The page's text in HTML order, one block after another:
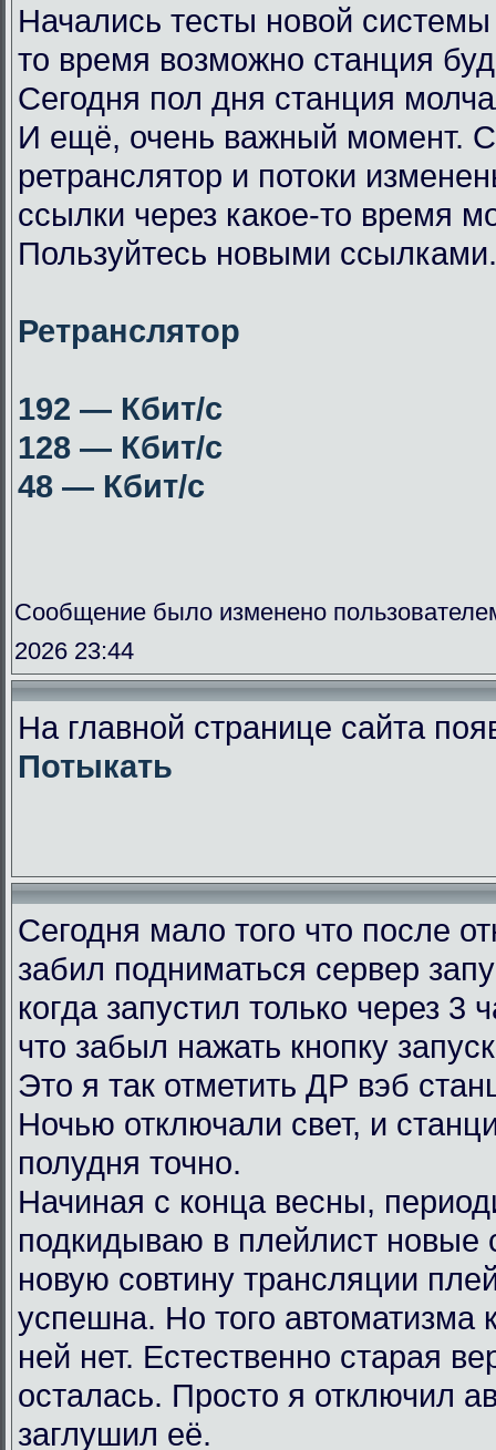
Начались тесты новой
то время возможно станция
Сегодня пол дня станция
И ещё, очень важный момент.
ретранслятор и потоки
ссылки через какое-то время
Пользуйтесь новыми ссылками.
Ретранслятор
192 — Кбит/с
128 — Кбит/с
48 — Кбит/с
Сообщение было изменено
2026 23:44
На главной странице сайта
Потыкать
Сегодня мало того что после
забил подниматься сервер
когда запустил только через 3
что забыл нажать кнопку
Это я так отметить ДР вэб
Ночью отключали свет, и
полудня точно.
Начиная с конца весны,
подкидываю в плейлист новые
новую совтину трансляции
успешна. Но того автоматизма
ней нет. Естественно старая
осталась. Просто я отключил
заглушил её.